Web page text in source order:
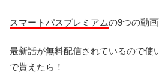
スマートパスプレミアムの9つの動
最新話が無料配信されているので使
で貰えたら！